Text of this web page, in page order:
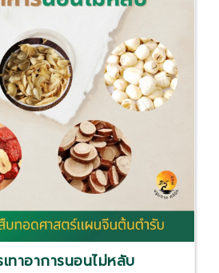
ทาอาการนอนไม่หลับ